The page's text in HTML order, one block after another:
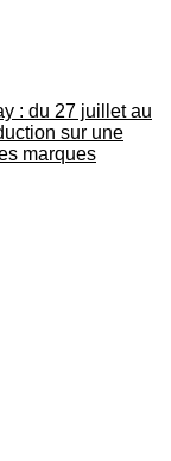
: du 27 juillet au
sur une
marques